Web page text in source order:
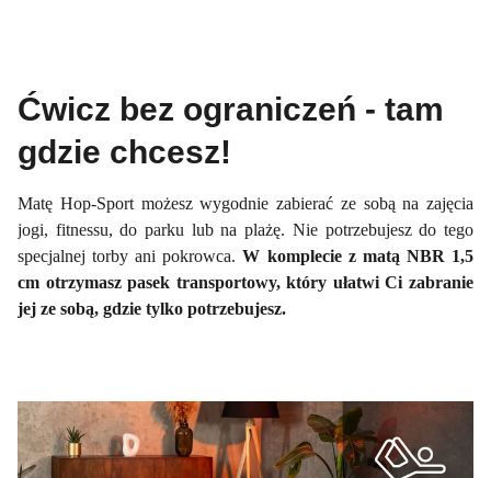
Ćwicz bez ograniczeń - tam
gdzie chcesz!
Matę Hop-Sport możesz wygodnie zabierać ze sobą na zajęcia
jogi, fitnessu, do parku lub na plażę. Nie potrzebujesz do tego
specjalnej torby ani pokrowca.W komplecie z matą NBR 1,5
cm otrzymasz pasek transportowy, który ułatwi Ci zabranie
jej ze sobą, gdzie tylko potrzebujesz.